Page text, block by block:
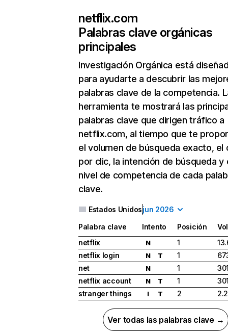
netflix.com
Palabras clave orgánicas
principales
Investigación Orgánica está
para ayudarte a descubrir las
palabras clave de la competencia.
herramienta te mostrará las
palabras clave que dirigen tráfico a
netflix.com, al tiempo que te
el volumen de búsqueda exacto, el
por clic, la intención de búsqueda y
nivel de competencia de cada
clave.
Estados Unidosjun 2026
Palabra clave Intento Posición
netflix
N 1
netflix login
N T 1
net
N 1
netflix account
N T 1
stranger things
I T 2
Ver todas las palabras clave →